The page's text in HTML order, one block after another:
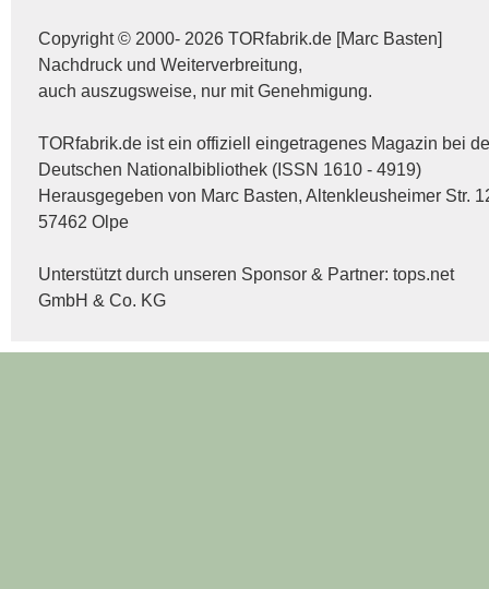
Copyright © 2000- 2026 TORfabrik.de [Marc Basten]
Nachdruck und Weiterverbreitung,
auch auszugsweise, nur mit Genehmigung.
TORfabrik.de ist ein offiziell eingetragenes Magazin bei
Deutschen Nationalbibliothek (ISSN 1610 - 4919)
Herausgegeben von Marc Basten, Altenkleusheimer Str.
57462 Olpe
Unterstützt durch unseren Sponsor & Partner: tops.net
GmbH & Co. KG